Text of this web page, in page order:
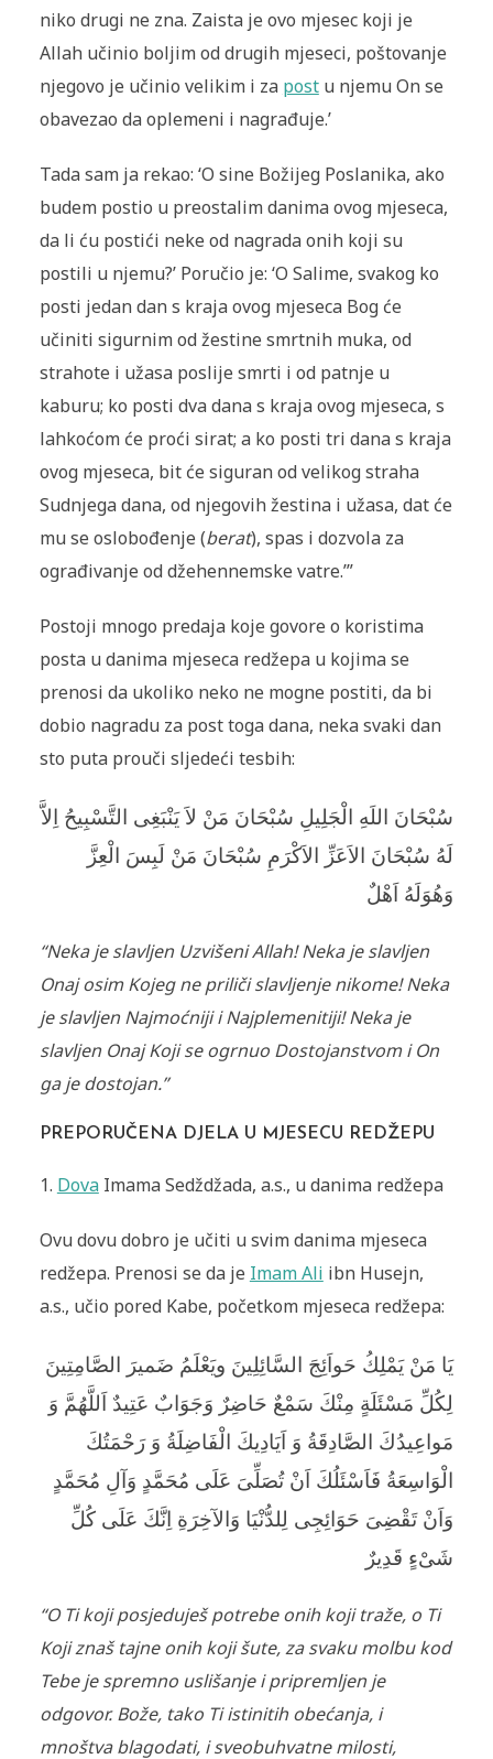
niko drugi ne zna. Zaista je ovo mjesec koji je
Allah učinio boljim od drugih mjeseci, poštovanje
njegovo je učinio velikim i za postu njemu On se
obavezao da oplemeni i nagrađuje.’
Tada sam ja rekao: ‘O sine Božijeg Poslanika, ako
budem postio u preostalim danima ovog mjeseca,
da li ću postići neke od nagrada onih koji su
postili u njemu?’ Poručio je: ‘O Salime, svakog ko
posti jedan dan s kraja ovog mjeseca Bog će
učiniti sigurnim od žestine smrtnih muka, od
strahote i užasa poslije smrti i od patnje u
kaburu; ko posti dva dana s kraja ovog mjeseca, s
lahkoćom će proći sirat; a ko posti tri dana s kraja
ovog mjeseca, bit će siguran od velikog straha
Sudnjega dana, od njegovih žestina i užasa, dat će
mu se oslobođenje (berat), spas i dozvola za
ograđivanje od džehennemske vatre.’”
Postoji mnogo predaja koje govore o koristima
posta u danima mjeseca redžepa u kojima se
prenosi da ukoliko neko ne mogne postiti, da bi
dobio nagradu za post toga dana, neka svaki dan
sto puta prouči sljedeći tesbih:
سُبْحَانَ اللَهِ الْجَلِيلِ سُبْحَانَ مَنْ لاَ يَنْبَغِی التَّسْبِيحُ اِلاَّ
لَهُ سُبْحَانَ الاَعَزِّ الاَكْرَمِ سُبْحَانَ مَنْ لَبِسَ الْعِزَّ
وَهُوَلَهُ اَهْلٌ
“Neka je slavljen Uzvišeni Allah! Neka je slavljen
Onaj osim Kojeg ne priliči slavljenje nikome! Neka
je slavljen Najmoćniji i Najplemenitiji! Neka je
slavljen Onaj Koji se ogrnuo Dostojanstvom i On
ga je dostojan.”
PREPORUČENA DJELA U MJESECU REDŽEPU
1. DovaImama Sedždžada, a.s., u danima redžepa
Ovu dovu dobro je učiti u svim danima mjeseca
redžepa. Prenosi se da je Imam Ali ibn Husejn,
a.s., učio pored Kabe, početkom mjeseca redžepa:
يَا مَنْ يَمْلِكُ حَواَئِجَ السَّائِلِينَ ويَعْلَمُ ضَميرَ الصَّامِتِينَ
لِكُلِّ مَسْئَلَةٍ مِنْكَ سَمْعٌ حَاضِرٌ وَجَوَابٌ عَتِيدٌ اَللَّهُمَّ وَ
مَواعِيدُكَ الصَّادِقَةُ وَ اَيَادِيكَ الْفَاضِلَةُ وَ رَحْمَتُكَ
الْوَاسِعَةُ فَاَسْئَلُكَ اَنْ تُصَلِّىَ عَلَى مُحَمَّدٍ وَآلِ مُحَمَّدٍ
وَاَنْ تَقْضِىَ حَوَائِجِى لِلدُّنْيَا وَالآخِرَةِ اِنَّكَ عَلَى كُلِّ
شَىْءٍ قَدِيرٌ
“O Ti koji posjeduješ potrebe onih koji traže, o Ti
Koji znaš tajne onih koji šute, za svaku molbu kod
Tebe je spremno uslišanje i pripremljen je
odgovor. Bože, tako Ti istinitih obećanja, i
mnoštva blagodati, i sveobuhvatne milosti,